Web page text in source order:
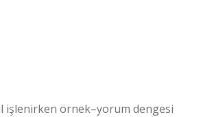
işlenirken örnek–yorum dengesi